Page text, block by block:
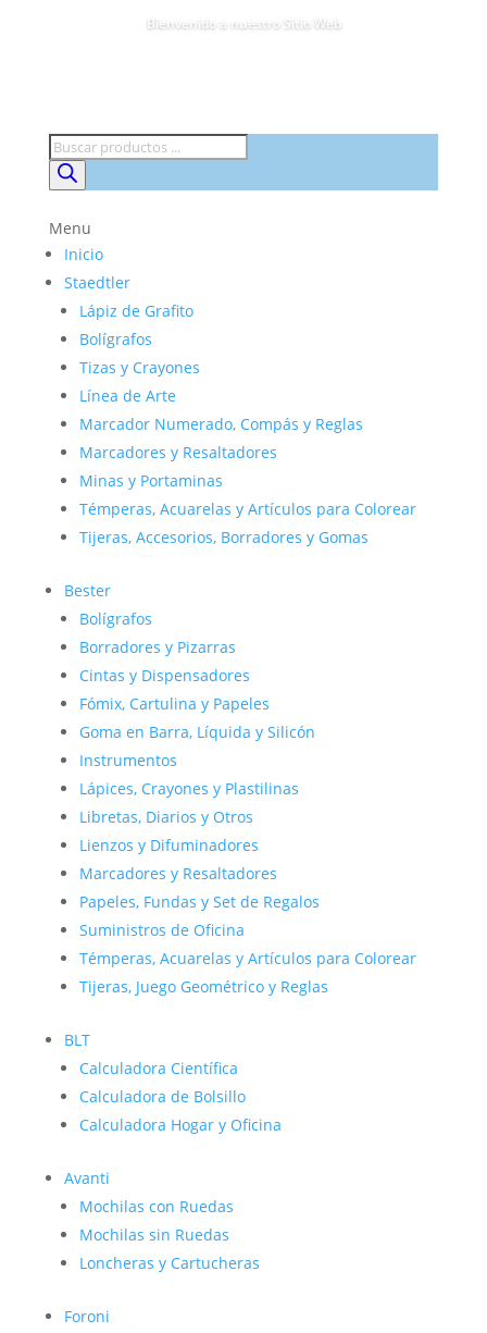
Bienvenido a nuestro Sitio Web
Búsqueda
de
productos
Menu
Inicio
Staedtler
Lápiz de Grafito
Bolígrafos
Tizas y Crayones
Línea de Arte
Marcador Numerado, Compás y Reglas
Marcadores y Resaltadores
Minas y Portaminas
Témperas, Acuarelas y Artículos para Colorear
Tijeras, Accesorios, Borradores y Gomas
Bester
Bolígrafos
Borradores y Pizarras
Cintas y Dispensadores
Fómix, Cartulina y Papeles
Goma en Barra, Líquida y Silicón
Instrumentos
Lápices, Crayones y Plastilinas
Libretas, Diarios y Otros
Lienzos y Difuminadores
Marcadores y Resaltadores
Papeles, Fundas y Set de Regalos
Suministros de Oficina
Témperas, Acuarelas y Artículos para Colorear
Tijeras, Juego Geométrico y Reglas
BLT
Calculadora Científica
Calculadora de Bolsillo
Calculadora Hogar y Oficina
Avanti
Mochilas con Ruedas
Mochilas sin Ruedas
Loncheras y Cartucheras
Foroni